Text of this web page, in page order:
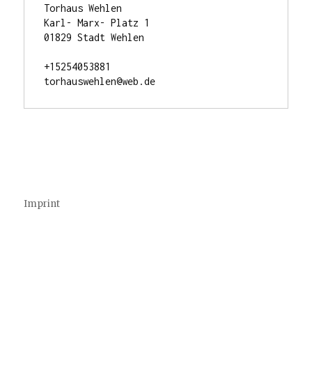
Torhaus Wehlen
Karl- Marx- Platz 1
01829 Stadt Wehlen
+15254053881
torhauswehlen@web.de
Imprint